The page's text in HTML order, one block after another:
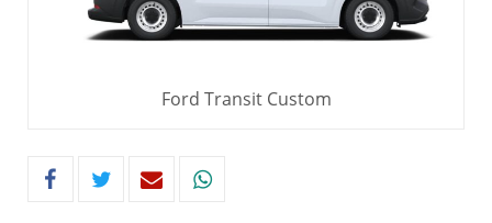
Ford Transit Custom